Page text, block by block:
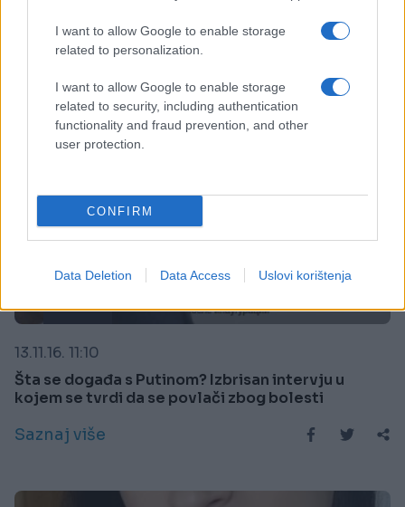
I want to allow Google to enable storage
related to personalization.
I want to allow Google to enable storage
related to security, including authentication
functionality and fraud prevention, and other
user protection.
CONFIRM
Data Deletion Data Access Uslovi korištenja
13.11.16. 11:10
Šta se događa s Putinom? Izbrisan intervju u
kojem se tvrdi da se povlači zbog bolesti
Saznaj više